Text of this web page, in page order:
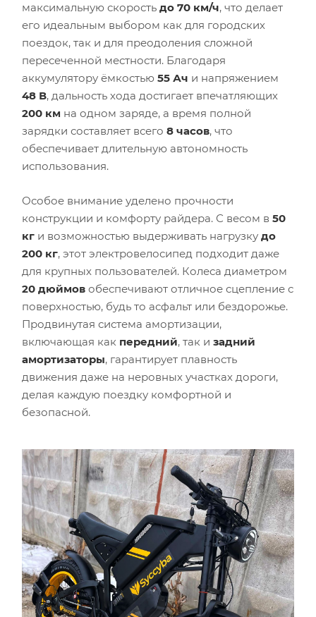
максимальную скорость до 70 км/ч, что делает
его идеальным выбором как для городских
поездок, так и для преодоления сложной
пересеченной местности. Благодаря
аккумулятору ёмкостью 55 Ач и напряжением
48 В, дальность хода достигает впечатляющих
200 км на одном заряде, а время полной
зарядки составляет всего 8 часов, что
обеспечивает длительную автономность
использования.
Особое внимание уделено прочности
конструкции и комфорту райдера. С весом в 50
кг и возможностью выдерживать нагрузку до
200 кг, этот электровелосипед подходит даже
для крупных пользователей. Колеса диаметром
20 дюймов обеспечивают отличное сцепление с
поверхностью, будь то асфальт или бездорожье.
Продвинутая система амортизации,
включающая как передний, так и задний
амортизаторы, гарантирует плавность
движения даже на неровных участках дороги,
делая каждую поездку комфортной и
безопасной.